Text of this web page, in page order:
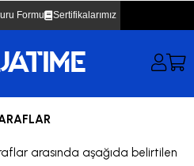
Formu Sertifikalarımız
arasında aşağıda belirtilen